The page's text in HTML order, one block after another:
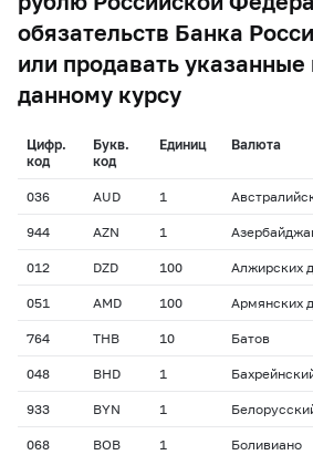
обязательств Банка
или продавать
данному курсу
Цифр.
код
Букв.
код
Единиц Валюта
036 AUD 1
944 AZN 1
012 DZD 100 Алжирских
051 AMD 100 Армянских
764 THB 10 Батов
048 BHD 1
933 BYN 1
068 BOB 1 Боливиано